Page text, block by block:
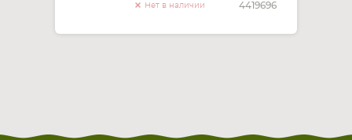
Нет в наличии 4419696